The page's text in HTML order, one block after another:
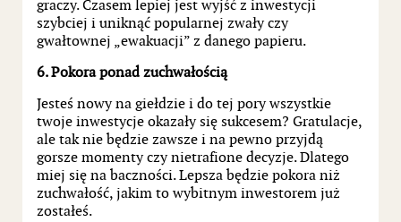
graczy. Czasem lepiej jest wyjść z inwestycji
szybciej i uniknąć popularnej zwały czy
gwałtownej „ewakuacji” z danego papieru.
6. Pokora ponad zuchwałością
Jesteś nowy na giełdzie i do tej pory wszystkie
twoje inwestycje okazały się sukcesem? Gratulacje,
ale tak nie będzie zawsze i na pewno przyjdą
gorsze momenty czy nietrafione decyzje. Dlatego
miej się na baczności. Lepsza będzie pokora niż
zuchwałość, jakim to wybitnym inwestorem już
zostałeś.